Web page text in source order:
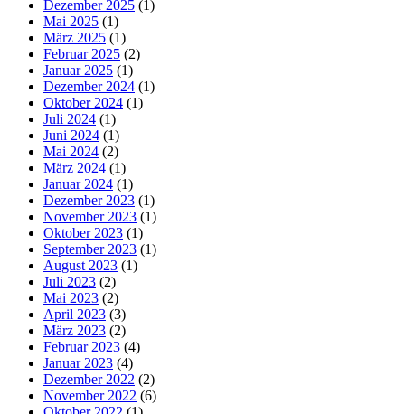
Dezember 2025 (1)
Mai 2025 (1)
März 2025 (1)
Februar 2025 (2)
Januar 2025 (1)
Dezember 2024 (1)
Oktober 2024 (1)
Juli 2024 (1)
Juni 2024 (1)
Mai 2024 (2)
März 2024 (1)
Januar 2024 (1)
Dezember 2023 (1)
November 2023 (1)
Oktober 2023 (1)
September 2023 (1)
August 2023 (1)
Juli 2023 (2)
Mai 2023 (2)
April 2023 (3)
März 2023 (2)
Februar 2023 (4)
Januar 2023 (4)
Dezember 2022 (2)
November 2022 (6)